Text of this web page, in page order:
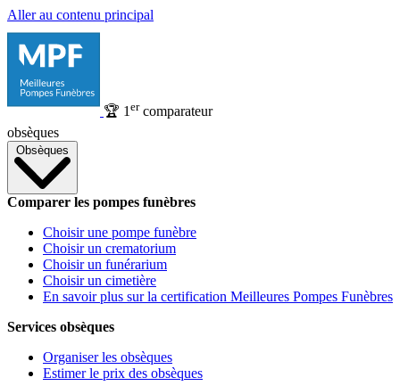
Aller au contenu principal
🏆 1 ercomparateur
obsèques
Obsèques
Comparer les pompes funèbres
Choisir une pompe funèbre
Choisir un crematorium
Choisir un funérarium
Choisir un cimetière
En savoir plus sur la certification Meilleures Pompes Funèbres
Services obsèques
Organiser les obsèques
Estimer le prix des obsèques